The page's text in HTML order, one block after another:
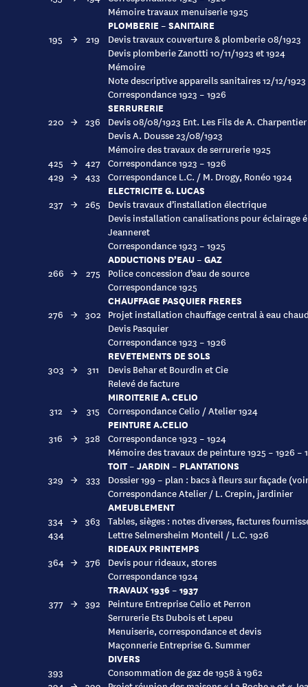
Mémoire travaux menuiserie 1925
PLOMBERIE – SANITAIRE
195 → 219
Devis travaux couverture & plomberie 08/1923
Devis plomberie Zanotti 10/11/1923 et 1924
Mémoire
Note descriptive appareils sanitaires 12/12/1923
Correspondance 1923 – 1926
SERRURERIE
220 → 236
Devis 08/08/1923 Ent. Les Fils de A. Charpentier
Devis A. Dousse 23/08/1923
Mémoire des travaux de serrurerie 1925
425 → 427 Correspondance 1923 – 1926
429 → 433 Correspondance L.C. / M. Drogy, Ronéo 1924
ELECTRICITE G. LUCAS
237 → 265
Devis travaux d’installation électrique
Devis installation canalisations pour éclairage
Jeanneret
Correspondance 1923 – 1925
ADDUCTIONS D’EAU – GAZ
266 → 275
Police concession d’eau de source
Correspondance 1925
CHAUFFAGE PASQUIER FRERES
276 → 302 Projet installation chauffage central à eau
Devis Pasquier
Correspondance 1923 – 1926
REVETEMENTS DE SOLS
303 → 311
Devis Behar et Bourdin et Cie
Relevé de facture
MIROITERIE A. CELIO
312 → 315 Correspondance Celio / Atelier 1924
PEINTURE A.CELIO
316 → 328 Correspondance 1923 – 1924
Mémoire des travaux de peinture 1925 – 1926 –
TOIT – JARDIN – PLANTATIONS
329 → 333
Dossier 199 – plan : bacs à fleurs sur façade
Correspondance Atelier / L. Crepin, jardinier
AMEUBLEMENT
334 → 363 Tables, sièges : notes diverses, factures
434
Lettre Selmersheim Monteil / L.C. 1926
RIDEAUX PRINTEMPS
364 → 376
Devis pour rideaux, stores
Correspondance 1924
TRAVAUX 1936 – 1937
377 → 392 Peinture Entreprise Celio et Perron
Serrurerie Ets Dubois et Lepeu
Menuiserie, correspondance et devis
Maçonnerie Entreprise G. Summer
DIVERS
393
Consommation de gaz de 1958 à 1962